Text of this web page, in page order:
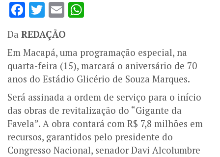
Facebook
Twitter
Email
Da REDAÇÃO
Em Macapá, uma programação especial, na
quarta-feira (15), marcará o aniversário de 70
anos do Estádio Glicério de Souza Marques.
Será assinada a ordem de serviço para o início
das obras de revitalização do “Gigante da
Favela”. A obra contará com R$ 7,8 milhões em
recursos, garantidos pelo presidente do
Congresso Nacional, senador Davi Alcolumbre